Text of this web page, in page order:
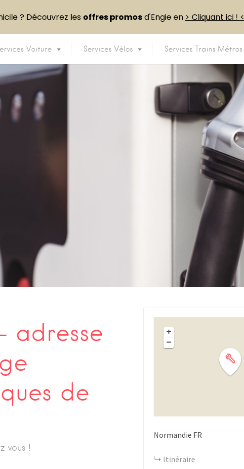
Voiture Services Vélos Services Trains Métros
adresse
de
vous !
+
−
Normandie FR
Itinéraire
? Découvrez les offres promosd'Engie en > Cliquant ici ! <